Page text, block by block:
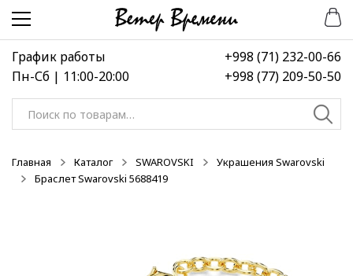
Перейти
навигации
Перейти
содержимому
График работы
Пн-Сб | 11:00-20:00
+998 (71) 232-00-66
+998 (77) 209-50-50
Искать:
Главная Каталог SWAROVSKI
Украшения Swarovski
Браслет Swarovski 5688419